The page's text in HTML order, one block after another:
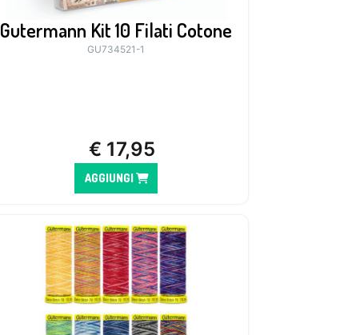
Gutermann Kit 10 Filati Cotone
GU734521-1
€ 17,95
AGGIUNGI